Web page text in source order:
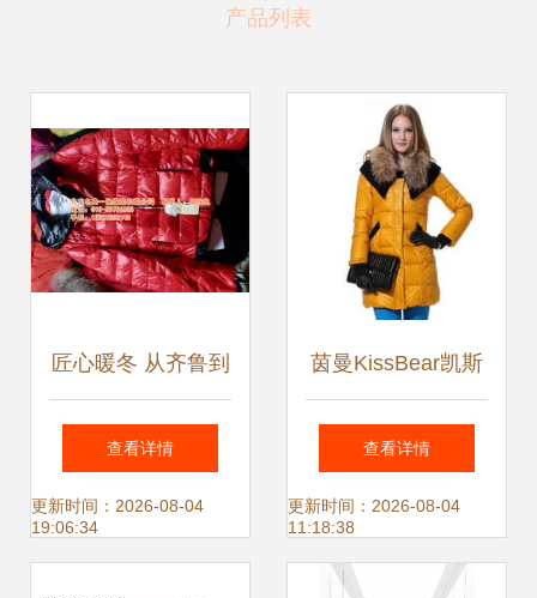
产品列表
匠心暖冬 从齐鲁到
燕赵，探寻精品羽
绒服定制的温度与
查看详情
更新时间：2026-08-04
19:06:34
茵曼KissBear凯斯
贝尔 英伦宫廷风羽
绒服，演绎冬日贵
查看详情
更新时间：2026-08-04
11:18:38